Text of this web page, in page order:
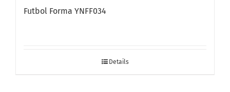
Futbol Forma YNFF034
Details